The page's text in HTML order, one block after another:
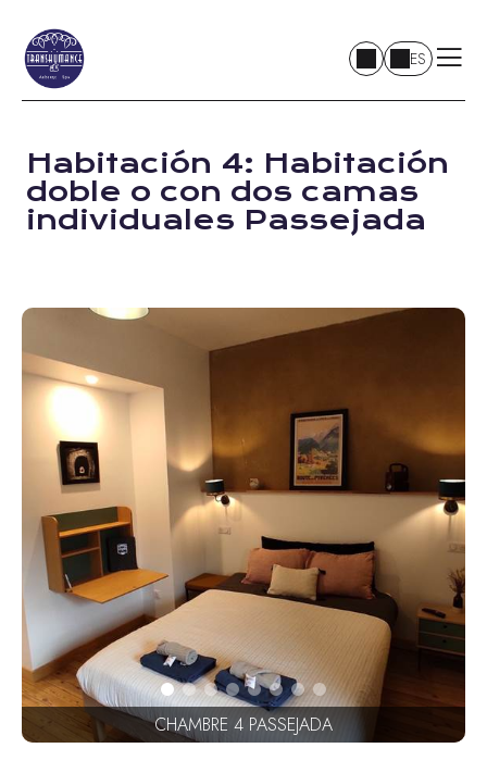
ES
Habitación 4: Habitación
doble o con dos camas
individuales Passejada
CHAMBRE 4 PASSEJADA